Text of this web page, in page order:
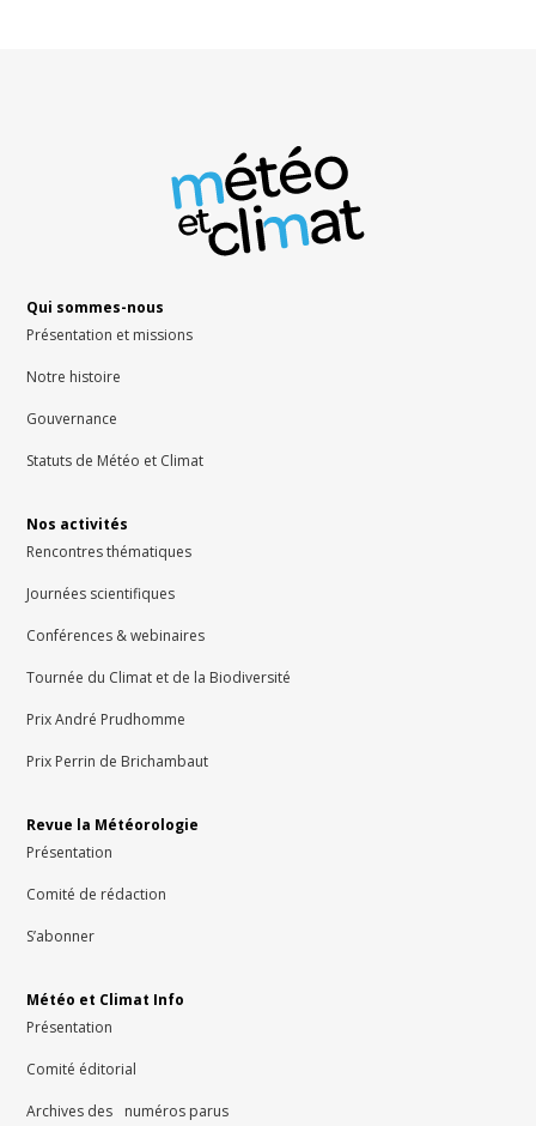
Qui sommes-nous
Présentation et missions
Notre histoire
Gouvernance
Statuts de Météo et Climat
Nos activités
Rencontres thématiques
Journées scientifiques
Conférences & webinaires
Tournée du Climat et de la Biodiversité
Prix André Prudhomme
Prix Perrin de Brichambaut
Revue la Météorologie
Présentation
Comité de rédaction
S’abonner
Météo et Climat Info
Présentation
Comité éditorial
Archives des numéros parus